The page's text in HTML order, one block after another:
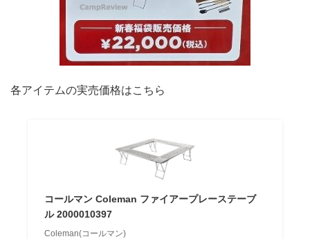
各アイテムの実売価格はこちら
コールマン Coleman ファイアープレーステーブ
ル 2000010397
Coleman(コールマン)